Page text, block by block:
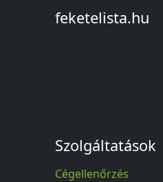
feketelista.hu
Szolgáltatások
Cégellenőrzés